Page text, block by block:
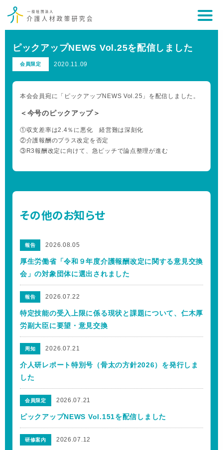
ピックアップNEWS Vol.25を配信しました
会員限定 2020.11.09
本会会員宛に「ピックアップNEWS Vol.25」を配信しました。
＜今号のピックアップ＞
①収支差率は2.4％に悪化 経営難は深刻化
②介護報酬のプラス改定を否定
③R3報酬改定に向けて、急ピッチで論点整理が進む
その他のお知らせ
報告 2026.08.05
厚生労働省「令和９年度介護報酬改定に関する意見交換
会」の対象団体に選出されました
報告 2026.07.22
特定技能の受入上限に係る現状と課題について、仁木厚
労副大臣に要望・意見交換
周知 2026.07.21
介人研レポート特別号（骨太の方針2026）を発行しま
した
会員限定 2026.07.21
ピックアップNEWS Vol.151を配信しました
研修案内 2026.07.12